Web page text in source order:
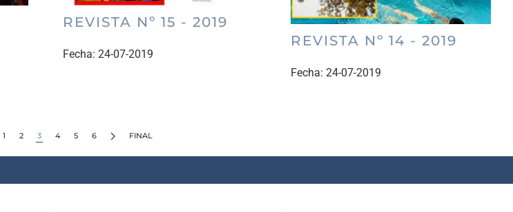
REVISTA Nº 15 - 2019
Fecha: 24-07-2019
REVISTA Nº 14 - 2019
Fecha: 24-07-2019
1 2 3 4 5 6 FINAL